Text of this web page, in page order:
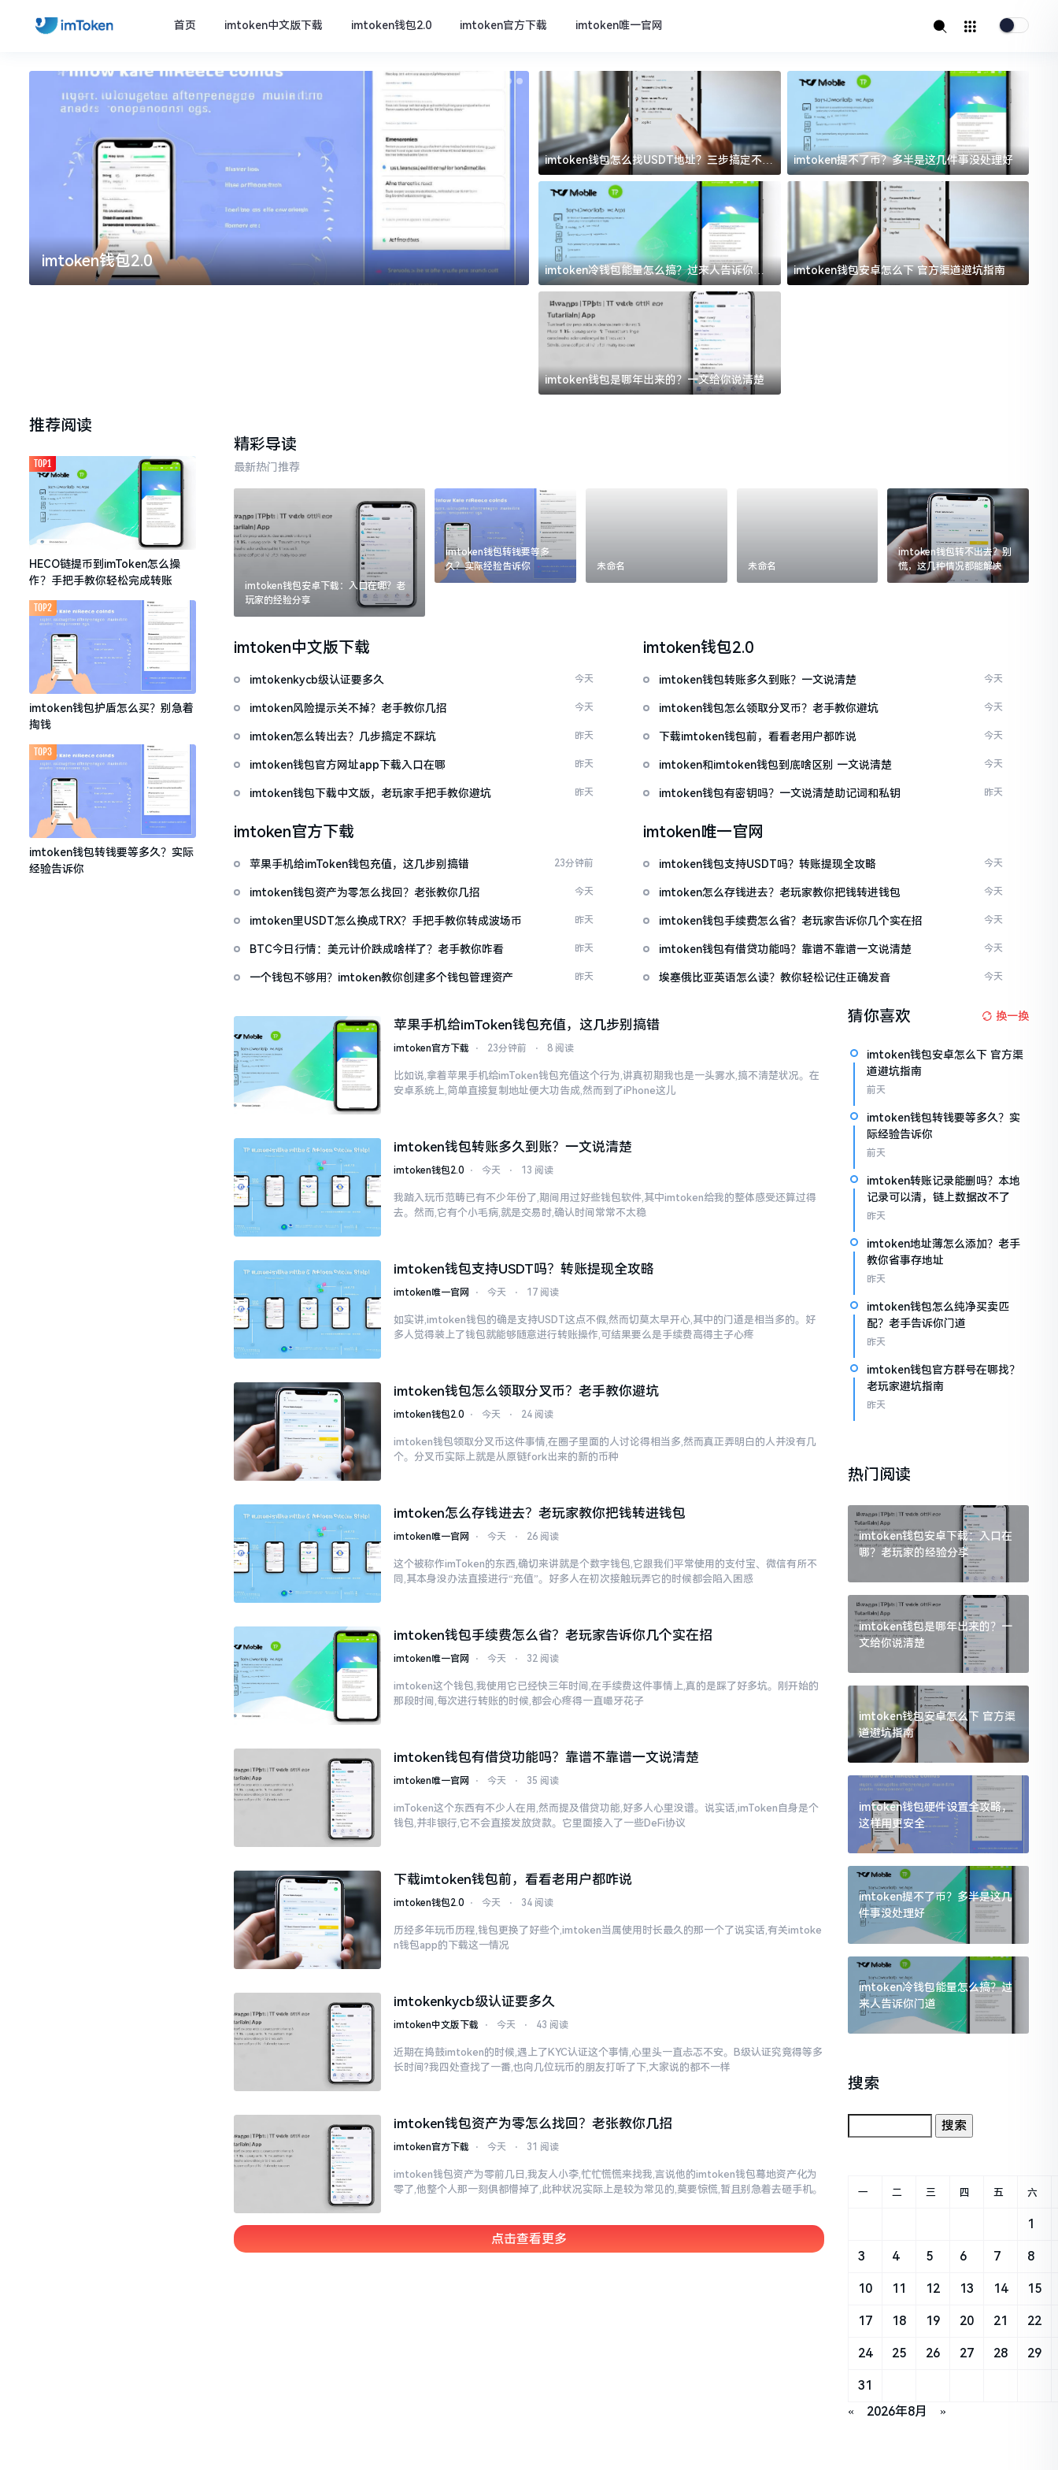
首页 imtoken中文版下载 imtoken钱包2.0 imtoken官方下载 imtoken唯一官网
imtoken官方下载 imtoken唯一官网
imtoken钱包怎么找USDT地址？三步搞定不踩
坑
imtoken提不了币？多半是这几件事没处理好
imtoken冷钱包能量怎么搞？过来人告诉你门
道
imtoken钱包安卓怎么下 官方渠道避坑指南
imtoken钱包是哪年出来的？一文给你说清楚
推荐阅读
HECO链提币到imToken怎么操
作？手把手教你轻松完成转账
TOP1
imtoken钱包护盾怎么买？别急着
掏钱
TOP2
imtoken钱包转钱要等多久？实际
经验告诉你
TOP3
精彩导读
最新热门推荐
imtoken钱包安卓下载：入口在哪？老
玩家的经验分享
imtoken钱包转钱要等多
久？实际经验告诉你
未命名 未命名
imtoken钱包转不出去？别
慌，这几种情况都能解决
imtoken中文版下载
imtokenkycb级认证要多久 今天
imtoken风险提示关不掉？老手教你几招 今天
imtoken怎么转出去？几步搞定不踩坑 昨天
imtoken钱包官方网址app下载入口在哪 昨天
imtoken钱包下载中文版，老玩家手把手教你避坑 昨天
imtoken钱包2.0
imtoken钱包转账多久到账？一文说清楚 今天
imtoken钱包怎么领取分叉币？老手教你避坑 今天
下载imtoken钱包前，看看老用户都咋说 今天
imtoken和imtoken钱包到底啥区别 一文说清楚 今天
imtoken钱包有密钥吗？一文说清楚助记词和私钥 昨天
imtoken官方下载
苹果手机给imToken钱包充值，这几步别搞错 23分钟前
imtoken钱包资产为零怎么找回？老张教你几招 今天
imtoken里USDT怎么换成TRX？手把手教你转成波场币 昨天
BTC今日行情：美元计价跌成啥样了？老手教你咋看 昨天
一个钱包不够用？imtoken教你创建多个钱包管理资产 昨天
imtoken唯一官网
imtoken钱包支持USDT吗？转账提现全攻略 今天
imtoken怎么存钱进去？老玩家教你把钱转进钱包 今天
imtoken钱包手续费怎么省？老玩家告诉你几个实在招 今天
imtoken钱包有借贷功能吗？靠谱不靠谱一文说清楚 今天
埃塞俄比亚英语怎么读？教你轻松记住正确发音 今天
苹果手机给imToken钱包充值，这几步别搞错
imtoken官方下载 ⋅ 23分钟前 ⋅ 8 阅读
比如说,拿着苹果手机给imToken钱包充值这个行为,讲真初期我也是一头雾水,搞不清楚状况。在
安卓系统上,简单直接复制地址便大功告成,然而到了iPhone这儿
imtoken钱包转账多久到账？一文说清楚
imtoken钱包2.0 ⋅ 今天 ⋅ 13 阅读
我踏入玩币范畴已有不少年份了,期间用过好些钱包软件,其中imtoken给我的整体感受还算过得
去。然而,它有个小毛病,就是交易时,确认时间常常不太稳
imtoken钱包支持USDT吗？转账提现全攻略
imtoken唯一官网 ⋅ 今天 ⋅ 17 阅读
如实讲,imtoken钱包的确是支持USDT这点不假,然而切莫太早开心,其中的门道是相当多的。好
多人觉得装上了钱包就能够随意进行转账操作,可结果要么是手续费高得主子心疼
imtoken钱包怎么领取分叉币？老手教你避坑
imtoken钱包2.0 ⋅ 今天 ⋅ 24 阅读
imtoken钱包领取分叉币这件事情,在圈子里面的人讨论得相当多,然而真正弄明白的人并没有几
个。分叉币实际上就是从原链fork出来的新的币种
imtoken怎么存钱进去？老玩家教你把钱转进钱包
imtoken唯一官网 ⋅ 今天 ⋅ 26 阅读
这个被称作imToken的东西,确切来讲就是个数字钱包,它跟我们平常使用的支付宝、微信有所不
同,其本身没办法直接进行“充值”。好多人在初次接触玩弄它的时候都会陷入困惑
imtoken钱包手续费怎么省？老玩家告诉你几个实在招
imtoken唯一官网 ⋅ 今天 ⋅ 32 阅读
imtoken这个钱包,我使用它已经快三年时间,在手续费这件事情上,真的是踩了好多坑。刚开始的
那段时间,每次进行转账的时候,都会心疼得一直嘬牙花子
imtoken钱包有借贷功能吗？靠谱不靠谱一文说清楚
imtoken唯一官网 ⋅ 今天 ⋅ 35 阅读
imToken这个东西有不少人在用,然而提及借贷功能,好多人心里没谱。说实话,imToken自身是个
钱包,并非银行,它不会直接发放贷款。它里面接入了一些DeFi协议
下载imtoken钱包前，看看老用户都咋说
imtoken钱包2.0 ⋅ 今天 ⋅ 34 阅读
历经多年玩币历程,钱包更换了好些个,imtoken当属使用时长最久的那一个了说实话,有关imtoke
n钱包app的下载这一情况
imtokenkycb级认证要多久
imtoken中文版下载 ⋅ 今天 ⋅ 43 阅读
近期在捣鼓imtoken的时候,遇上了KYC认证这个事情,心里头一直忐忑不安。B级认证究竟得等多
长时间?我四处查找了一番,也向几位玩币的朋友打听了下,大家说的都不一样
imtoken钱包资产为零怎么找回？老张教你几招
imtoken官方下载 ⋅ 今天 ⋅ 31 阅读
imtoken钱包资产为零前几日,我友人小李,忙忙慌慌来找我,言说他的imtoken钱包蓦地资产化为
零了,他整个人那一刻俱都懵掉了,此种状况实际上是较为常见的,莫要惊慌,暂且别急着去砸手机。
点击查看更多
猜你喜欢 换一换
imtoken钱包安卓怎么下 官方渠
道避坑指南
前天
imtoken钱包转钱要等多久？实
际经验告诉你
前天
imtoken转账记录能删吗？本地
记录可以清，链上数据改不了
昨天
imtoken地址薄怎么添加？老手
教你省事存地址
昨天
imtoken钱包怎么纯净买卖匹
配？老手告诉你门道
昨天
imtoken钱包官方群号在哪找？
老玩家避坑指南
昨天
热门阅读
imtoken钱包安卓下载：入口在
哪？老玩家的经验分享
imtoken钱包是哪年出来的？一
文给你说清楚
imtoken钱包安卓怎么下 官方渠
道避坑指南
imtoken钱包硬件设置全攻略，
这样用更安全
imtoken提不了币？多半是这几
件事没处理好
imtoken冷钱包能量怎么搞？过
来人告诉你门道
搜索
« 2026年8月 »
一 二 三 四 五 六
1
3 4 5 6 7 8
10 11 12 13 14 15
17 18 19 20 21 22
24 25 26 27 28 29
31